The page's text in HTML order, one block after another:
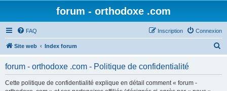
forum - orthodoxe .com
FAQ Connexion
Inscription
Site web Index forum
forum - orthodoxe .com - Politique de confidentialité
Cette politique de confidentialité explique en détail comment « forum -